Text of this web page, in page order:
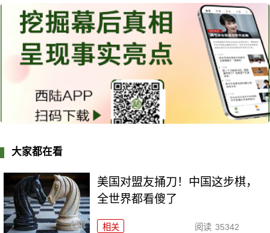
大家都在看
美国对盟友捅刀！中国这步棋，
全世界都看傻了
相关 阅读 35342